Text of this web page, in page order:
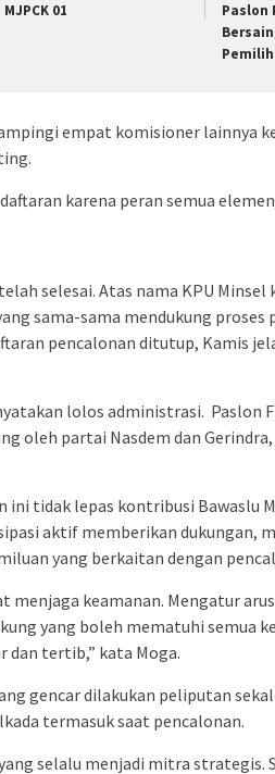
MJPCK 01
Paslon
Pemilih
empat komisioner lainnya
karena peran semua
selesai. Atas nama KPU
sama-sama mendukung proses
pencalonan ditutup, Kamis
lolos administrasi. Paslon
oleh partai Nasdem dan
ini tidak lepas kontribusi Bawaslu
aktif memberikan dukungan,
yang berkaitan dengan
menjaga keamanan. Mengatur
yang boleh mematuhi semua
dan tertib,” kata Moga.
gencar dilakukan peliputan
termasuk saat pencalonan.
selalu menjadi mitra strategis.